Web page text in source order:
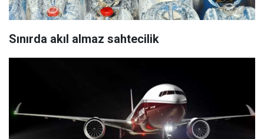
Sınırda akıl almaz sahtecilik